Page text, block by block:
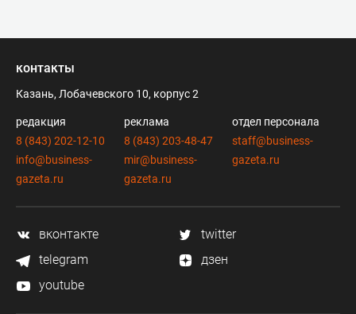
контакты
Казань, Лобачевского 10, корпус 2
редакция
8 (843) 202-12-10
info@business-
gazeta.ru
реклама
8 (843) 203-48-47
mir@business-
gazeta.ru
отдел персонала
staff@business-
gazeta.ru
вконтакте
twitter
telegram
дзен
youtube